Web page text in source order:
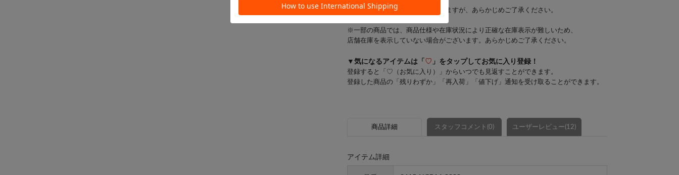
お客様にはご迷惑をおかけいたしますが、あらかじめご了承ください。
※一部の商品では、商品仕様や在庫状況により正確な在庫表示が難しいため、
店舗在庫を表示していない場合がございます。あらかじめご了承ください。
▼気になるアイテムは「 ♡ 」をタップしてお気に入り登録！
登録すると「♡（お気に入り）」からいつでも見返すことができます。
登録した商品の「残りわずか」「再入荷」「値下げ」通知を受け取ることができます。
商品詳細 スタッフコメント(0) ユーザーレビュー(12)
アイテム詳細